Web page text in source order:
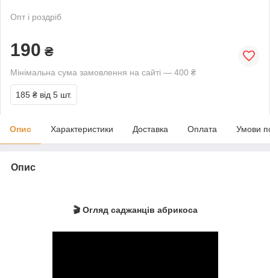
Опт і роздріб
190 ₴
Мінімальна сума замовлення на сайті — 400 ₴
185 ₴ від 5 шт.
Опис Характеристики Доставка Оплата Умови
Опис
🎬 Огляд саджанців абрикоса